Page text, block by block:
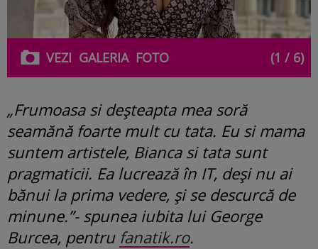
VEZI GALERIAFOTO (1 / 6)
„Frumoasa si deșteapta mea soră
seamănă foarte mult cu tata. Eu si mama
suntem artistele, Bianca si tata sunt
pragmaticii. Ea lucrează în IT, deși nu ai
bănui la prima vedere, și se descurcă de
minune.”- spunea iubita lui George
Burcea, pentru fanatik.ro.